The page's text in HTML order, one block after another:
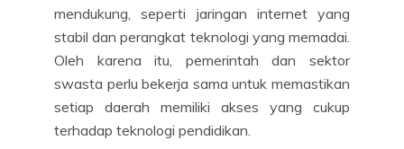
mendukung, seperti jaringan internet yang
stabil dan perangkat teknologi yang memadai.
Oleh karena itu, pemerintah dan sektor
swasta perlu bekerja sama untuk memastikan
setiap daerah memiliki akses yang cukup
terhadap teknologi pendidikan.